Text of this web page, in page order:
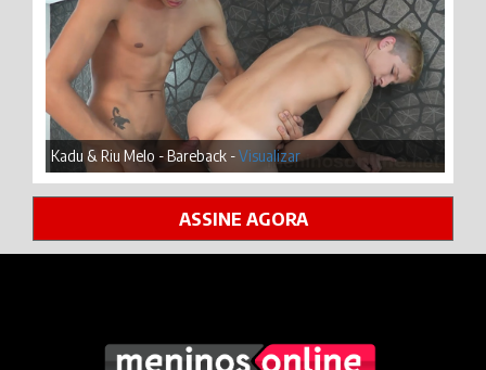
Kadu & Riu Melo - Bareback -Visualizar
ASSINE AGORA